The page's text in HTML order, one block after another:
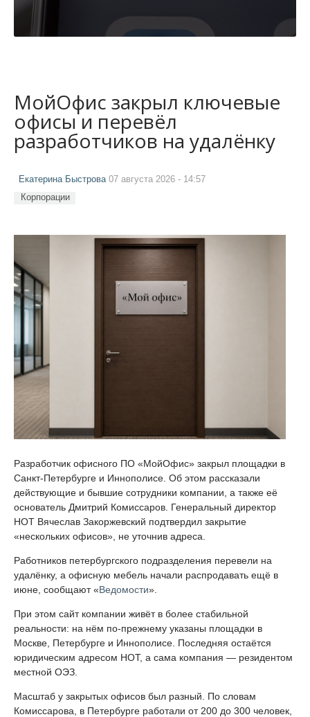
МойОфис закрыл ключевые
офисы и перевёл
разработчиков на удалёнку
Екатерина Быстрова07 августа 2026 - 14:57
Корпорации
Разработчик офисного ПО «МойОфис» закрыл площадки в
Санкт-Петербурге и Иннополисе. Об этом рассказали
действующие и бывшие сотрудники компании, а также её
основатель Дмитрий Комиссаров. Генеральный директор
НОТ Вячеслав Закоржевский подтвердил закрытие
«нескольких офисов», не уточнив адреса.
Работников петербургского подразделения перевели на
удалёнку, а офисную мебель начали распродавать ещё в
июне, сообщают «Ведомости».
При этом сайт компании живёт в более стабильной
реальности: на нём по-прежнему указаны площадки в
Москве, Петербурге и Иннополисе. Последняя остаётся
юридическим адресом НОТ, а сама компания — резидентом
местной ОЭЗ.
Масштаб у закрытых офисов был разный. По словам
Комиссарова, в Петербурге работали от 200 до 300 человек,